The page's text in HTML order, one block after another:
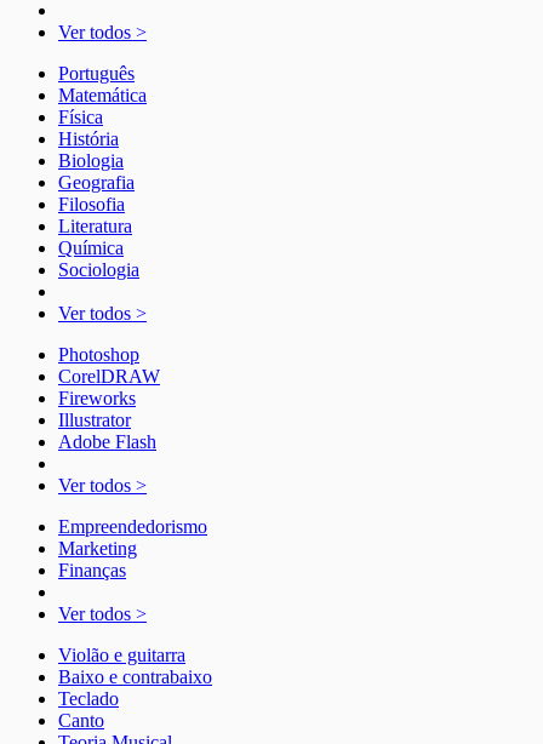
Ver todos >
Português
Matemática
Física
História
Biologia
Geografia
Filosofia
Literatura
Química
Sociologia
Ver todos >
Photoshop
CorelDRAW
Fireworks
Illustrator
Adobe Flash
Ver todos >
Empreendedorismo
Marketing
Finanças
Ver todos >
Violão e guitarra
Baixo e contrabaixo
Teclado
Canto